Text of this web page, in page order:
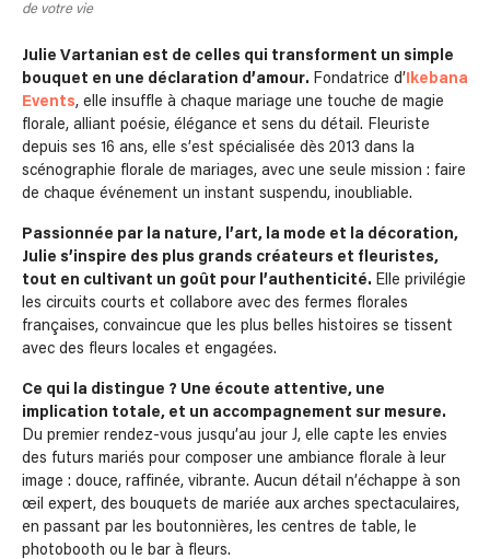
de votre vie
Julie Vartanian est de celles qui transforment un simple
bouquet en une déclaration d’amour. Fondatrice d’ Ikebana
Events, elle insuffle à chaque mariage une touche de magie
florale, alliant poésie, élégance et sens du détail. Fleuriste
depuis ses 16 ans, elle s’est spécialisée dès 2013 dans la
scénographie florale de mariages, avec une seule mission : faire
de chaque événement un instant suspendu, inoubliable.
Passionnée par la nature, l’art, la mode et la décoration,
Julie s’inspire des plus grands créateurs et fleuristes,
tout en cultivant un goût pour l’authenticité. Elle privilégie
les circuits courts et collabore avec des fermes florales
françaises, convaincue que les plus belles histoires se tissent
avec des fleurs locales et engagées.
Ce qui la distingue ? Une écoute attentive, une
implication totale, et un accompagnement sur mesure.
Du premier rendez-vous jusqu’au jour J, elle capte les envies
des futurs mariés pour composer une ambiance florale à leur
image : douce, raffinée, vibrante. Aucun détail n’échappe à son
œil expert, des bouquets de mariée aux arches spectaculaires,
en passant par les boutonnières, les centres de table, le
photobooth ou le bar à fleurs.